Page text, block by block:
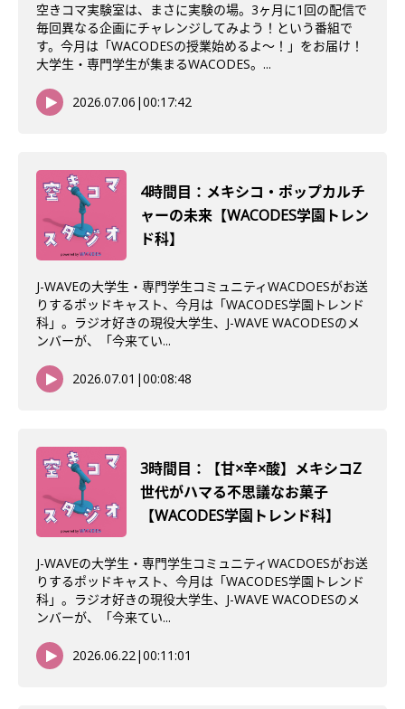
空きコマ実験室は、まさに実験の場。3ヶ月に1回の配信で
毎回異なる企画にチャレンジしてみよう！という番組で
す。今月は「WACODESの授業始めるよ～！」をお届け！
大学生・専門学生が集まるWACODES。...
2026.07.06 |00:17:42
4時間目：メキシコ・ポップカルチ
ャーの未来【WACODES学園トレン
ド科】
J-WAVEの大学生・専門学生コミュニティWACDOESがお送
りするポッドキャスト、今月は「WACODES学園トレンド
科」。ラジオ好きの現役大学生、J-WAVE WACODESのメ
ンバーが、「今来てい...
2026.07.01 |00:08:48
3時間目：【甘×辛×酸】メキシコZ
世代がハマる不思議なお菓子
【WACODES学園トレンド科】
J-WAVEの大学生・専門学生コミュニティWACDOESがお送
りするポッドキャスト、今月は「WACODES学園トレンド
科」。ラジオ好きの現役大学生、J-WAVE WACODESのメ
ンバーが、「今来てい...
2026.06.22|00:11:01